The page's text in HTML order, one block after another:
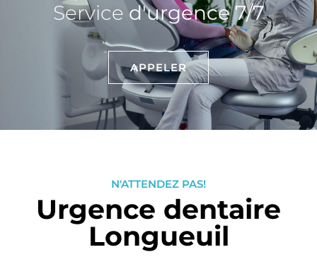
Service d'urgence 7/7
APPELER
N'ATTENDEZ PAS!
Urgence dentaire
Longueuil